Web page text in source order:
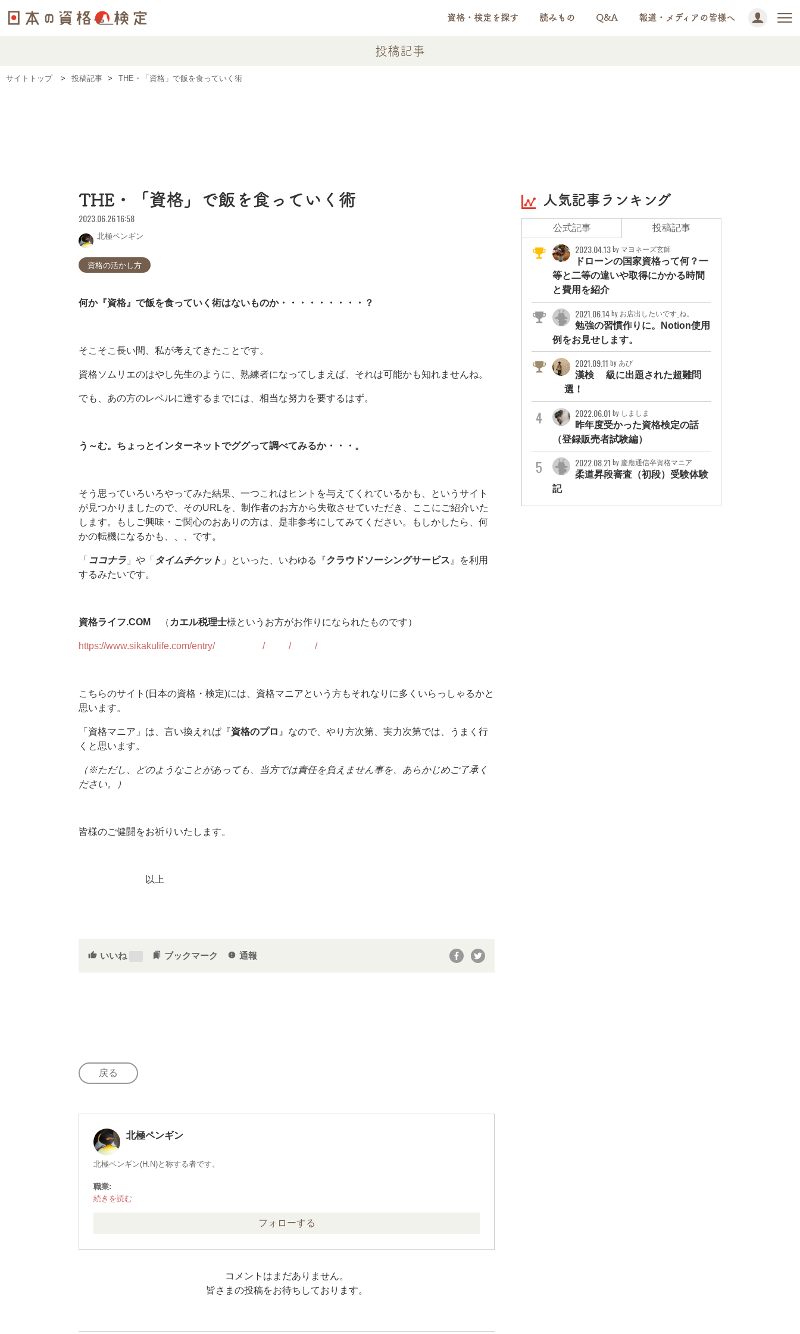
資格・検定を探す 読みもの Q&A 報道・メディアの皆様へ
投稿記事
サイトトップ 投稿記事 THE・「資格」で飯を食っていく術
THE・「資格」で飯を食っていく術
2023.06.26 16:58
北極ペンギン
資格の活かし方
何か『資格』で飯を食っていく術はないものか・・・・・・・・・？
そこそこ長い間、私が考えてきたことです。
資格ソムリエのはやし先生のように、熟練者になってしまえば、それは可能かも知れませんね。
でも、あの方のレベルに達するまでには、相当な努力を要するはず。
う～む。ちょっとインターネットでググって調べてみるか・・・。
そう思っていろいろやってみた結果、一つこれはヒントを与えてくれているかも、というサイト
が見つかりましたので、そのURLを、制作者のお方から失敬させていただき、ここにご紹介いた
します。もしご興味・ご関心のおありの方は、是非参考にしてみてください。もしかしたら、何
かの転機になるかも、、、です。
「 ココナラ 」や「 タイムチケット 」といった、いわゆる『クラウドソーシングサービス 』を利用
するみたいです。
資格ライフ.COM ​（ カエル税理士様というお方がお作りになられたものです）
https://www.sikakulife.com/entry/2020/01/30/222708
こちらのサイト(日本の資格・検定)には、資格マニアという方もそれなりに多くいらっしゃるかと
思います。
「資格マニア」は、言い換えれば『資格のプロ 』なので、やり方次第、実力次第では、うまく行
くと思います。
（※ただし、どのようなことがあっても、当方では責任を負えません事を、あらかじめご了承く
ださい。）
皆様のご健闘をお祈りいたします。
以上
thumb_up いいね bookmarks ブックマーク report 通報
戻る
北極ペンギン
北極ペンギン(H.N)と称する者です。
職業:
その他
・中型自動車第1種運転免許(8t限定) ※旧・普免フォローする
コメントはまだありません。
皆さまの投稿をお待ちしております。
人気記事ランキング
公式記事 投稿記事
2023.04.13by マヨネーズ玄師
ドローンの国家資格って何？一
等と二等の違いや取得にかかる時間
と費用を紹介
2021.06.14by お店出したいです_ね。
勉強の習慣作りに。Notion使用
例をお見せします。
2021.09.11 by あび
漢検1級に出題された超難問
3選！
2022.06.01 by しましま
昨年度受かった資格検定の話
（登録販売者試験編）
2022.08.21 by 慶應通信卒資格マニア
柔道昇段審査（初段）受験体験
記